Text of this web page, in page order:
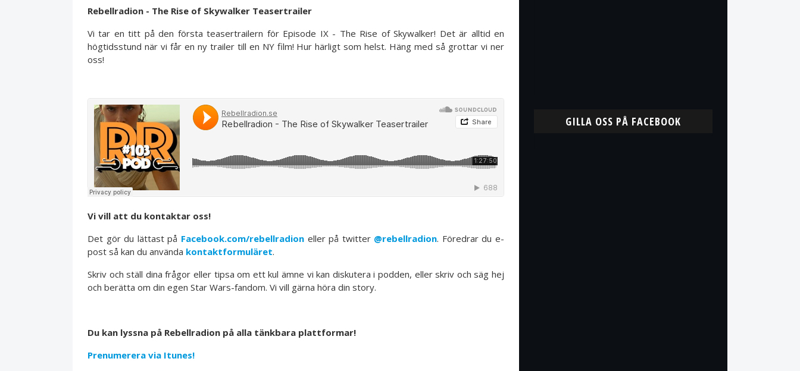
Rebellradion - The Rise of Skywalker Teasertrailer
Vi tar en titt på den första teasertrailern för Episode IX - The Rise of Skywalker! Det är alltid en
högtidsstund när vi får en ny trailer till en NY film! Hur härligt som helst. Häng med så grottar vi ner
oss!
Vi vill att du kontaktar oss!
Det gör du lättast på Facebook.com/rebellradioneller på twitter @rebellradion. Föredrar du e-
post så kan du använda kontaktformuläret.
Skriv och ställ dina frågor eller tipsa om ett kul ämne vi kan diskutera i podden, eller skriv och säg hej
och berätta om din egen Star Wars-fandom. Vi vill gärna höra din story.
Du kan lyssna på Rebellradion på alla tänkbara plattformar!
Prenumerera via Itunes!
GILLA OSS PÅ FACEBOOK